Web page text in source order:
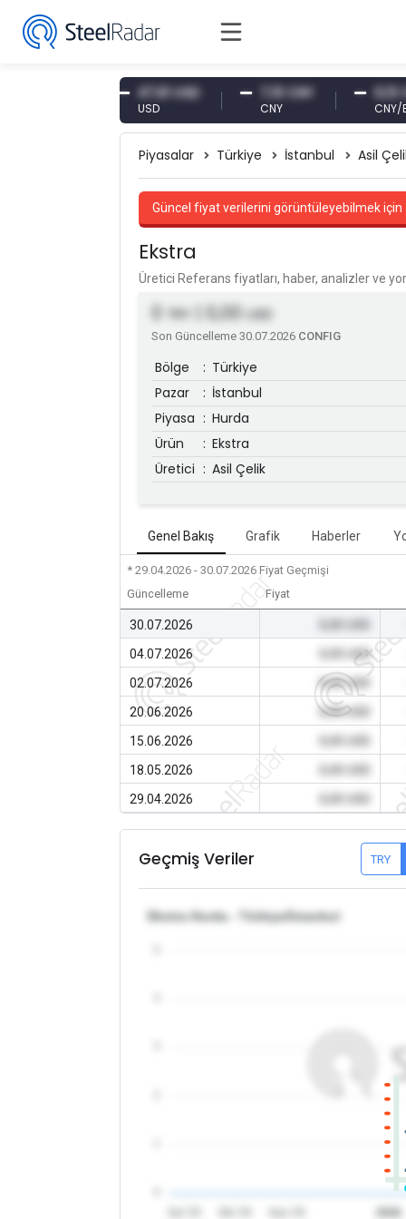
47,61 USD 7,10 CNY
CNY
0,13 CNY
CNY/EUR
Piyasalar Türkiye İstanbul Asil
Güncel fiyat verilerini görüntüleyebilmek için
Ekstra
Üretici Referans fiyatları, haber, analizler ve
TRY | 0,00 USD
Son Güncelleme 30.07.2026 CONFIG
Bölge : Türkiye
Pazar
: İstanbul
Piyasa : Hurda
Ürün
: Ekstra
Üretici : Asil Çelik
Genel Bakış Grafik Haberler
* 29.04.2026 - 30.07.2026 Fiyat Geçmişi
Güncelleme
Fiyat
30.07.2026
04.07.2026
0,00 USD
02.07.2026
0,00 USD
20.06.2026
0,00 USD
15.06.2026
18.05.2026
29.04.2026
Geçmiş Veriler TRY
Ekstra Hurda - Türkiye/İstanbul